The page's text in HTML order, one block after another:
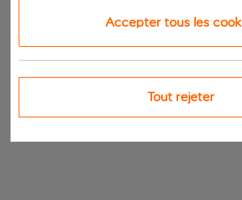
Accepter tous les
Tout rejeter